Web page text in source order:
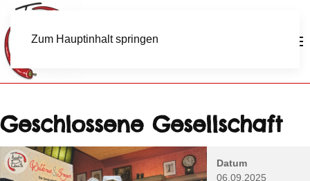
Zum Hauptinhalt springen
Geschlossene Gesellschaft
Datum
06.09.2025